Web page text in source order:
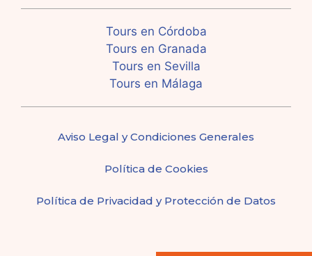
Aviso Legal y Condiciones Generales
Política de Cookies
Política de Privacidad y Protección de Datos
Tours en Córdoba
Tours en Granada
Tours en Sevilla
Tours en Málaga